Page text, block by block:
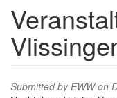
Submitted byEWWon